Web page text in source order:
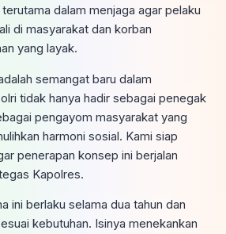
dalam menjaga agar pelaku
di masyarakat dan korban
yang layak.
semangat baru dalam
tidak hanya hadir sebagai penegak
pengayom masyarakat yang
harmoni sosial. Kami siap
penerapan konsep ini berjalan
Kapolres.
ini berlaku selama dua tahun dan
kebutuhan. Isinya menekankan